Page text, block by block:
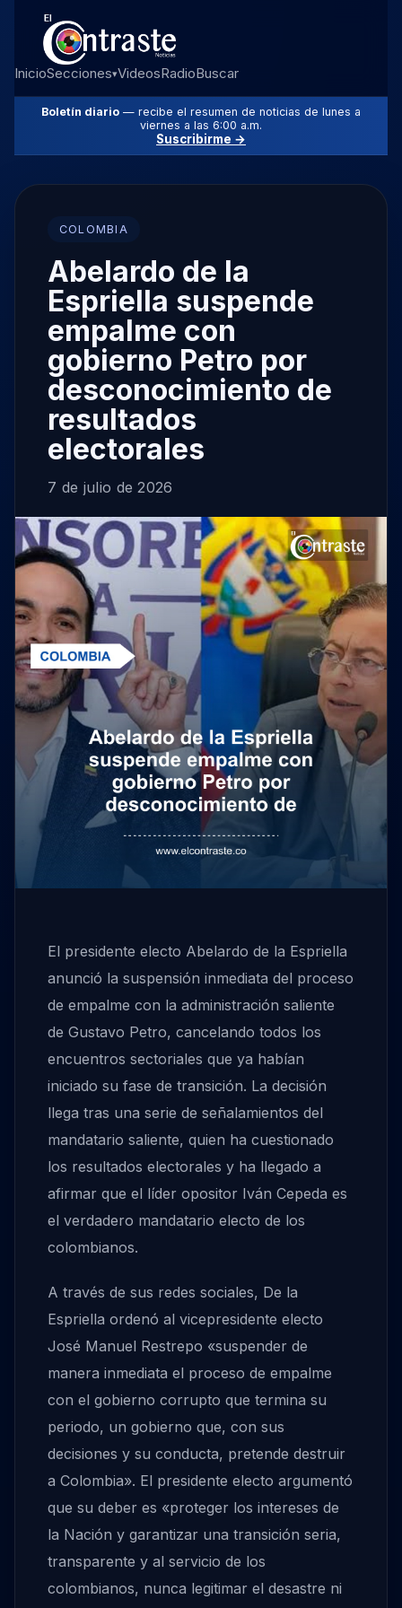
InicioSecciones▾VideosRadioBuscar
Boletín diario — recibe el resumen de noticias de lunes a
viernes a las 6:00 a.m.
Suscribirme →
COLOMBIA
Abelardo de la
Espriella suspende
empalme con
gobierno Petro por
desconocimiento de
resultados
electorales
7 de julio de 2026
El presidente electo Abelardo de la Espriella
anunció la suspensión inmediata del proceso
de empalme con la administración saliente
de Gustavo Petro, cancelando todos los
encuentros sectoriales que ya habían
iniciado su fase de transición. La decisión
llega tras una serie de señalamientos del
mandatario saliente, quien ha cuestionado
los resultados electorales y ha llegado a
afirmar que el líder opositor Iván Cepeda es
el verdadero mandatario electo de los
colombianos.
A través de sus redes sociales, De la
Espriella ordenó al vicepresidente electo
José Manuel Restrepo «suspender de
manera inmediata el proceso de empalme
con el gobierno corrupto que termina su
periodo, un gobierno que, con sus
decisiones y su conducta, pretende destruir
a Colombia». El presidente electo argumentó
que su deber es «proteger los intereses de
la Nación y garantizar una transición seria,
transparente y al servicio de los
colombianos, nunca legitimar el desastre ni